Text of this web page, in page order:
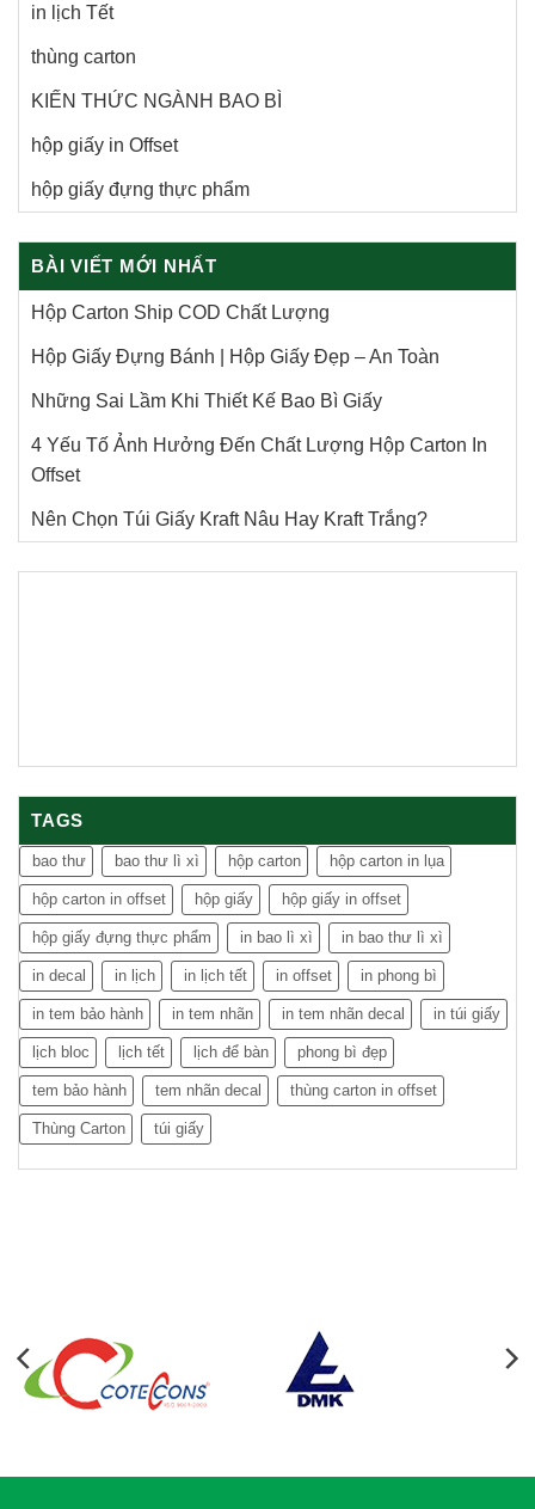
in lịch Tết
thùng carton
KIẾN THỨC NGÀNH BAO BÌ
hộp giấy in Offset
hộp giấy đựng thực phẩm
BÀI VIẾT MỚI NHẤT
Hộp Carton Ship COD Chất Lượng
Hộp Giấy Đựng Bánh | Hộp Giấy Đẹp – An Toàn
Những Sai Lầm Khi Thiết Kế Bao Bì Giấy
4 Yếu Tố Ảnh Hưởng Đến Chất Lượng Hộp Carton In
Offset
Nên Chọn Túi Giấy Kraft Nâu Hay Kraft Trắng?
TAGS
bao thư bao thư lì xì hộp carton hộp carton in lụa
hộp carton in offset hộp giấy hộp giấy in offset
hộp giấy đựng thực phẩm in bao lì xì in bao thư lì xì
in decal in lịch in lịch tết in offset in phong bì
in tem bảo hành in tem nhãn in tem nhãn decal in túi giấy
lịch bloc lịch tết lịch để bàn phong bì đẹp
tem bảo hành tem nhãn decal thùng carton in offset
Thùng Carton túi giấy